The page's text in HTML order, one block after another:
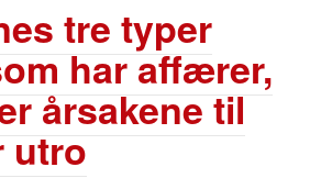
tre typer
har affærer,
årsakene til
utro